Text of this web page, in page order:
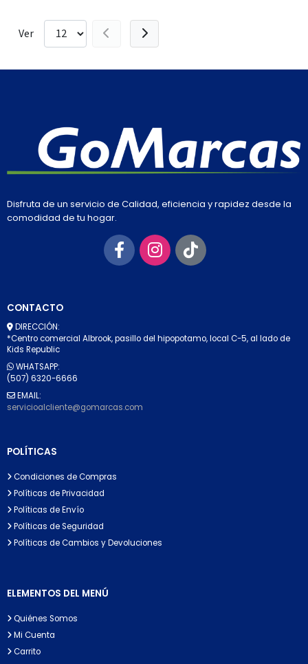
Ver
Disfruta de un servicio de Calidad, eficiencia y rapidez desde la
comodidad de tu hogar.
CONTACTO
DIRECCIÓN:
*Centro comercial Albrook, pasillo del hipopotamo, local C-5, al lado de
Kids Republic
WHATSAPP:
(507) 6320-6666
EMAIL:
servicioalcliente@gomarcas.com
POLÍTICAS
Condiciones de Compras
Políticas de Privacidad
Políticas de Envío
Políticas de Seguridad
Políticas de Cambios y Devoluciones
ELEMENTOS DEL MENÚ
Quiénes Somos
Mi Cuenta
Carrito